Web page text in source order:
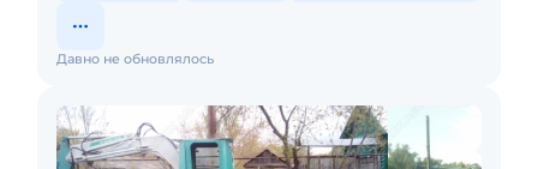
Давно не обновлялось